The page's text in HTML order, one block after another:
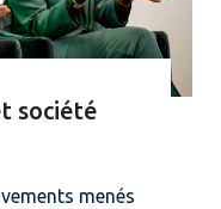
société
menés